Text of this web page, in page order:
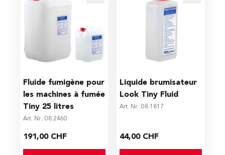
Fluide fumigène pour
les machines à fumée
Tiny 25 litres
Art. Nr.: 08.2460
191,00 CHF
Liquide brumisateur
Look Tiny Fluid
Art. Nr.: 08.1817
44,00 CHF